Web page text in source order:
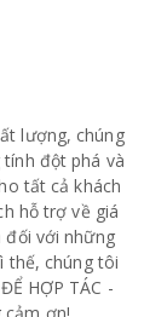
lượng, chúng
đột phá và
tất cả khách
hỗ trợ về giá
đối với những
thế, chúng tôi
HỢP TÁC -